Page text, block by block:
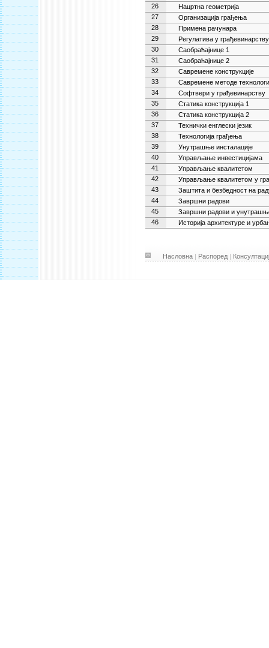
26
Нацртна геометрија
27
Организација грађења
28
Примена рачунара
29
Регулатива у
30
Саобраћајнице 1
31
Саобраћајнице 2
32
Савремене конструкције
33
Савремене методе
34
Софтвери у грађевинарству
35
Статика конструкција 1
36
Статика конструкција 2
37
Технички енглески језик
38
Технологија грађења
39
Унутрашње инсталације
40
Управљање инвестицијама
41
Управљање квалитетом
42
Управљање квалитетом у
43
Заштита и безбедност на
44
Завршни радови
45
Завршни радови и
46
Историја архитектуре и
Насловна| Распоред|